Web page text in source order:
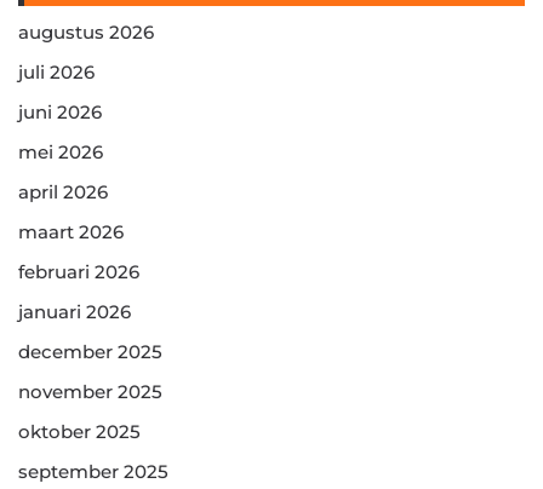
augustus 2026
juli 2026
juni 2026
mei 2026
april 2026
maart 2026
februari 2026
januari 2026
december 2025
november 2025
oktober 2025
september 2025